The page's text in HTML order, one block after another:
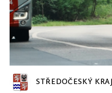
STŘEDOČESKÝ KRAJ